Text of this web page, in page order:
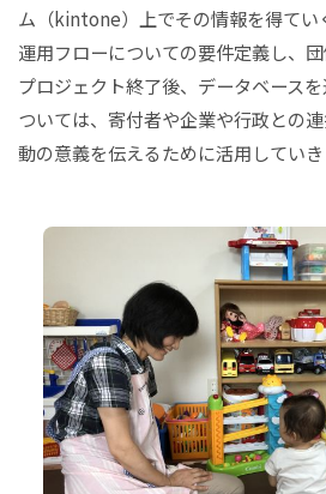
ム（kintone）上でその情報を得てい
運用フローについての要件定義し、団
プロジェクト終了後、データベース
ついては、寄付者や企業や行政との
動の意義を伝えるために活用していき